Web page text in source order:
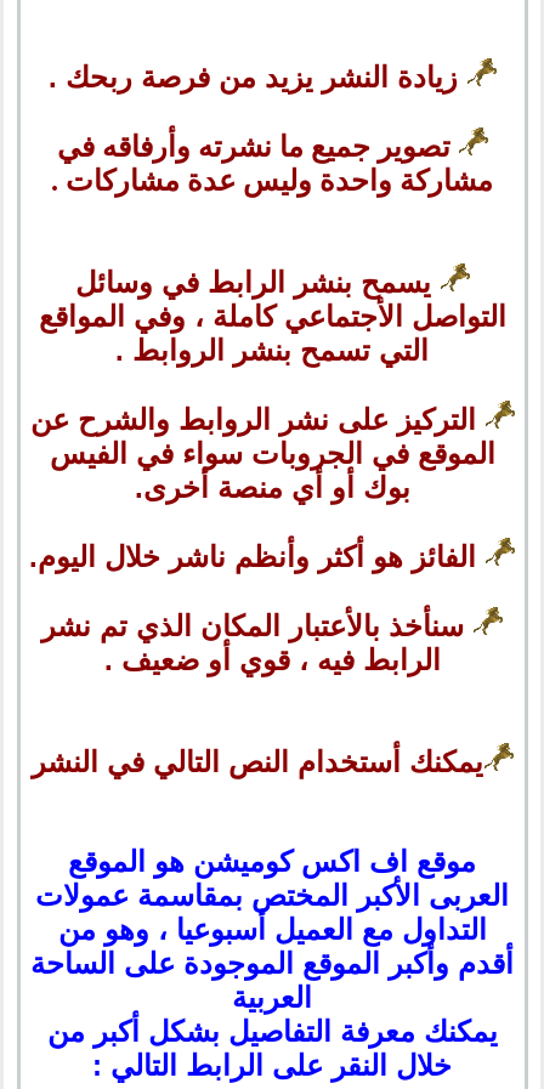
زيادة النشر يزيد من فرصة ربحك .
تصوير جميع ما نشرته وأرفاقه في
مشاركة واحدة وليس عدة مشاركات .
يسمح بنشر الرابط في وسائل
التواصل الأجتماعي كاملة ، وفي المواقع
التي تسمح بنشر الروابط .
التركيز على نشر الروابط والشرح عن
الموقع في الجروبات سواء في الفيس
بوك أو أي منصة أخرى.
الفائز هو أكثر وأنظم ناشر خلال اليوم.
سنأخذ بالأعتبار المكان الذي تم نشر
الرابط فيه ، قوي أو ضعيف .
يمكنك أستخدام النص التالي في النشر
موقع اف اكس كوميشن هو الموقع
العربى الأكبر المختص بمقاسمة عمولات
التداول مع العميل أسبوعيا ، وهو من
أقدم وأكبر الموقع الموجودة على الساحة
العربية
يمكنك معرفة التفاصيل بشكل أكبر من
خلال النقر على الرابط التالي :